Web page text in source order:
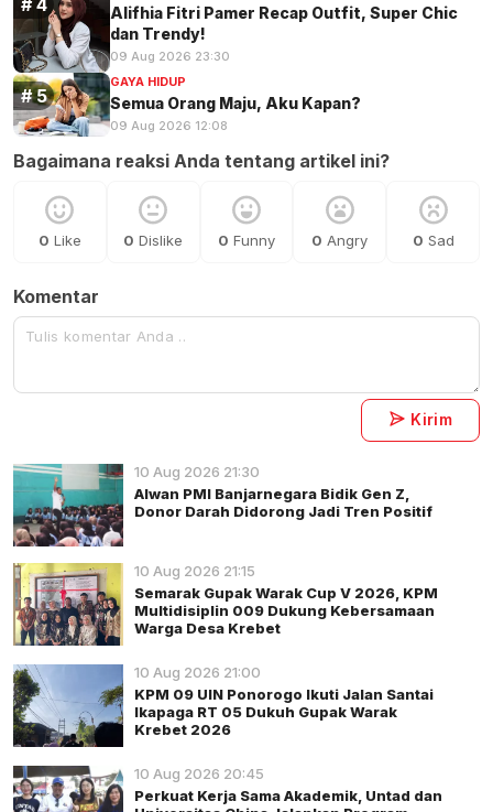
Alifhia Fitri Pamer Recap Outfit, Super Chic
dan Trendy!
09 Aug 2026 23:30
GAYA HIDUP
Semua Orang Maju, Aku Kapan?
09 Aug 2026 12:08
Bagaimana reaksi Anda tentang artikel ini?
0 Like 0 Dislike 0 Funny 0 Angry 0 Sad
Komentar
Kirim
10 Aug 2026 21:30
Alwan PMI Banjarnegara Bidik Gen Z,
Donor Darah Didorong Jadi Tren Positif
10 Aug 2026 21:15
Semarak Gupak Warak Cup V 2026, KPM
Multidisiplin 009 Dukung Kebersamaan
Warga Desa Krebet
10 Aug 2026 21:00
KPM 09 UIN Ponorogo Ikuti Jalan Santai
Ikapaga RT 05 Dukuh Gupak Warak
Krebet 2026
10 Aug 2026 20:45
Perkuat Kerja Sama Akademik, Untad dan